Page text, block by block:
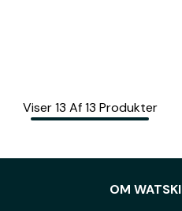
Viser 13 Af 13 Produkter
OM WATSKI